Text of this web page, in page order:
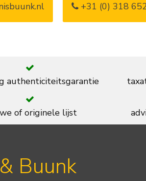
+31 (0) 318
authenticiteitsgarantie
of originele lijst
Buunk